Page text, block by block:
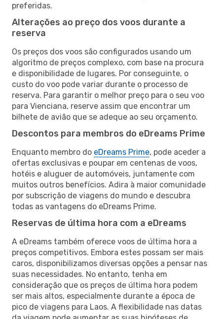
preferidas.
Alterações ao preço dos voos durante a
reserva
Os preços dos voos são configurados usando um
algoritmo de preços complexo, com base na procura
e disponibilidade de lugares. Por conseguinte, o
custo do voo pode variar durante o processo de
reserva. Para garantir o melhor preço para o seu voo
para Vienciana, reserve assim que encontrar um
bilhete de avião que se adeque ao seu orçamento.
Descontos para membros do eDreams Prime
Enquanto membro do eDreams Prime, pode aceder a
ofertas exclusivas e poupar em centenas de voos,
hotéis e aluguer de automóveis, juntamente com
muitos outros benefícios. Adira à maior comunidade
por subscrição de viagens do mundo e descubra
todas as vantagens do eDreams Prime.
Reservas de última hora com a eDreams
A eDreams também oferece voos de última hora a
preços competitivos. Embora estes possam ser mais
caros, disponibilizamos diversas opções a pensar nas
suas necessidades. No entanto, tenha em
consideração que os preços de última hora podem
ser mais altos, especialmente durante a época de
pico de viagens para Laos. A flexibilidade nas datas